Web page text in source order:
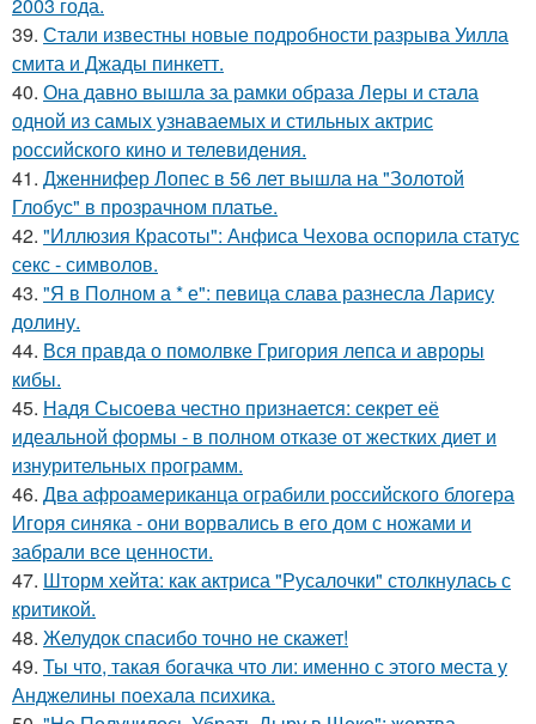
2003 года.
39. Стали известны новые подробности разрыва Уилла
смита и Джады пинкетт.
40. Она давно вышла за рамки образа Леры и стала
одной из самых узнаваемых и стильных актрис
российского кино и телевидения.
41. Дженнифер Лопес в 56 лет вышла на "Золотой
Глобус" в прозрачном платье.
42. "Иллюзия Красоты": Анфиса Чехова оспорила статус
секс - символов.
43. "Я в Полном а * е": певица слава разнесла Ларису
долину.
44. Вся правда о помолвке Григория лепса и авроры
кибы.
45. Надя Сысоева честно признается: секрет её
идеальной формы - в полном отказе от жестких диет и
изнурительных программ.
46. Два афроамериканца ограбили российского блогера
Игоря синяка - они ворвались в его дом с ножами и
забрали все ценности.
47. Шторм хейта: как актриса "Русалочки" столкнулась с
критикой.
48. Желудок спасибо точно не скажет!
49. Ты что, такая богачка что ли: именно с этого места у
Анджелины поехала психика.